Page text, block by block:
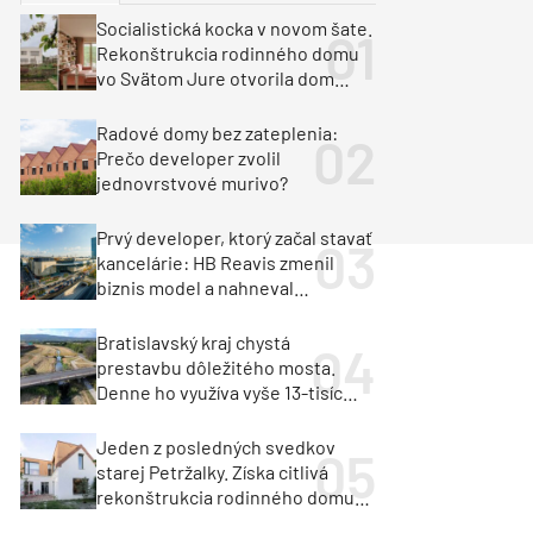
Klimatizácia a vetranie
Milan Murcka
Socialistická kocka v novom šate.
Rekonštrukcia rodinného domu
vo Svätom Jure otvorila dom
Radové domy bez zateplenia:
Prečo developer zvolil
jednovrstvové murivo?
Prvý developer, ktorý začal stavať
kancelárie: HB Reavis zmenil
biznis model a nahneval
Bratislavský kraj chystá
prestavbu dôležitého mosta.
Denne ho využíva vyše 13-tisíc
Jeden z posledných svedkov
starej Petržalky. Získa citlivá
rekonštrukcia rodinného domu